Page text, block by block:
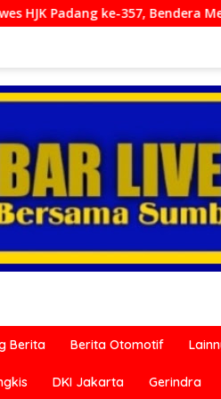
Merah Putih Dibagikan
Berita Berita Otomotif
DKI Jakarta Gerindra